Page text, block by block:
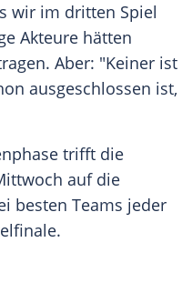
wir im dritten Spiel
Akteure hätten
Aber: "Keiner ist
ausgeschlossen ist,
trifft die
auf die
besten Teams jeder
.